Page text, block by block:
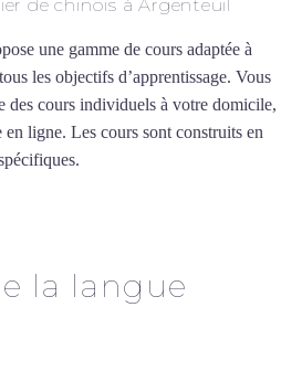
de chinois à Argenteuil
une gamme de cours adaptée à
les objectifs d’apprentissage. Vous
des cours individuels à votre domicile,
ligne. Les cours sont construits en
la langue